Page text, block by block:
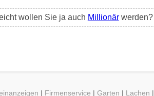
wollen Sie ja auch Millionärwerden?
| Firmenservice | Garten | Lachen |